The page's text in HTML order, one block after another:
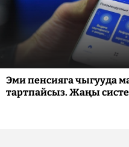
Эми пенсияга чыгууда
тартпайсыз. Жаңы